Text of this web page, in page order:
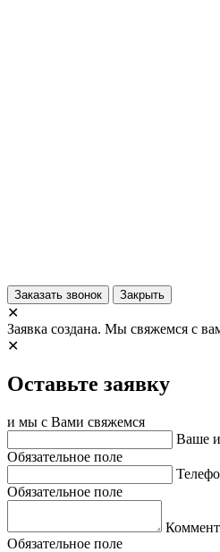
Заказать звонок Закрыть
✕
Заявка создана. Мы свяжемся с
✕
Оставьте заявку
и мы с Вами свяжемся
Ваше
Обязательное поле
Обязательное поле
Обязательное поле